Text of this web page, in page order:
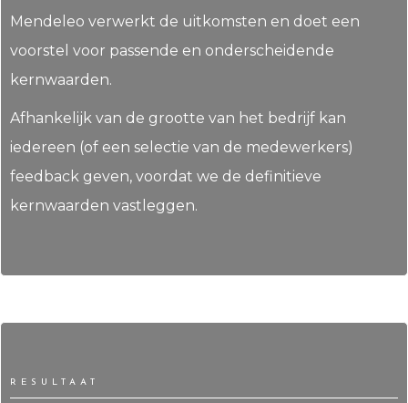
Mendeleo verwerkt de uitkomsten en doet een
voorstel voor passende en onderscheidende
kernwaarden.
Afhankelijk van de grootte van het bedrijf kan
iedereen (of een selectie van de medewerkers)
feedback geven, voordat we de definitieve
kernwaarden vastleggen.
RESULTAAT